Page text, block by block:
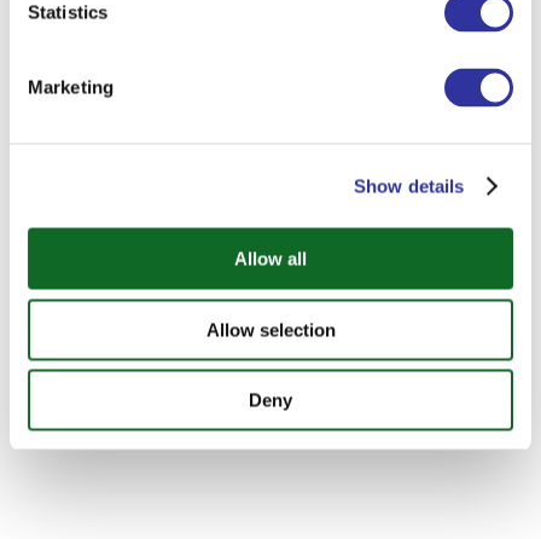
Statistics
Marketing
Show details
Allow all
Allow selection
Deny